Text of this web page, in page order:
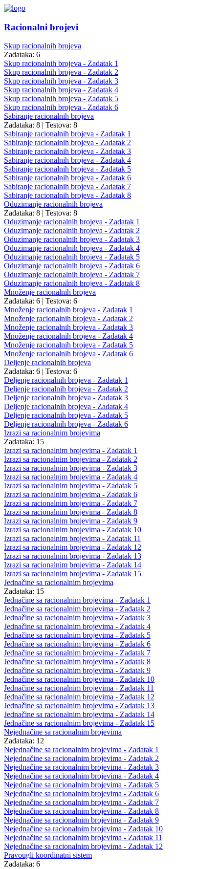
Racionalni brojevi
Skup racionalnih brojeva
Zadataka: 6
Skup racionalnih brojeva - Zadatak 1
Skup racionalnih brojeva - Zadatak 2
Skup racionalnih brojeva - Zadatak 3
Skup racionalnih brojeva - Zadatak 4
Skup racionalnih brojeva - Zadatak 5
Skup racionalnih brojeva - Zadatak 6
Sabiranje racionalnih brojeva
Zadataka: 8 | Testova: 8
Sabiranje racionalnih brojeva - Zadatak 1
Sabiranje racionalnih brojeva - Zadatak 2
Sabiranje racionalnih brojeva - Zadatak 3
Sabiranje racionalnih brojeva - Zadatak 4
Sabiranje racionalnih brojeva - Zadatak 5
Sabiranje racionalnih brojeva - Zadatak 6
Sabiranje racionalnih brojeva - Zadatak 7
Sabiranje racionalnih brojeva - Zadatak 8
Oduzimanje racionalnih brojeva
Zadataka: 8 | Testova: 8
Oduzimanje racionalnih brojeva - Zadatak 1
Oduzimanje racionalnih brojeva - Zadatak 2
Oduzimanje racionalnih brojeva - Zadatak 3
Oduzimanje racionalnih brojeva - Zadatak 4
Oduzimanje racionalnih brojeva - Zadatak 5
Oduzimanje racionalnih brojeva - Zadatak 6
Oduzimanje racionalnih brojeva - Zadatak 7
Oduzimanje racionalnih brojeva - Zadatak 8
Množenje racionalnih brojeva
Zadataka: 6 | Testova: 6
Množenje racionalnih brojeva - Zadatak 1
Množenje racionalnih brojeva - Zadatak 2
Množenje racionalnih brojeva - Zadatak 3
Množenje racionalnih brojeva - Zadatak 4
Množenje racionalnih brojeva - Zadatak 5
Množenje racionalnih brojeva - Zadatak 6
Deljenje racionalnih brojeva
Zadataka: 6 | Testova: 6
Deljenje racionalnih brojeva - Zadatak 1
Deljenje racionalnih brojeva - Zadatak 2
Deljenje racionalnih brojeva - Zadatak 3
Deljenje racionalnih brojeva - Zadatak 4
Deljenje racionalnih brojeva - Zadatak 5
Deljenje racionalnih brojeva - Zadatak 6
Izrazi sa racionalnim brojevima
Zadataka: 15
Izrazi sa racionalnim brojevima - Zadatak 1
Izrazi sa racionalnim brojevima - Zadatak 2
Izrazi sa racionalnim brojevima - Zadatak 3
Izrazi sa racionalnim brojevima - Zadatak 4
Izrazi sa racionalnim brojevima - Zadatak 5
Izrazi sa racionalnim brojevima - Zadatak 6
Izrazi sa racionalnim brojevima - Zadatak 7
Izrazi sa racionalnim brojevima - Zadatak 8
Izrazi sa racionalnim brojevima - Zadatak 9
Izrazi sa racionalnim brojevima - Zadatak 10
Izrazi sa racionalnim brojevima - Zadatak 11
Izrazi sa racionalnim brojevima - Zadatak 12
Izrazi sa racionalnim brojevima - Zadatak 13
Izrazi sa racionalnim brojevima - Zadatak 14
Izrazi sa racionalnim brojevima - Zadatak 15
Jednačine sa racionalnim brojevima
Zadataka: 15
Jednačine sa racionalnim brojevima - Zadatak 1
Jednačine sa racionalnim brojevima - Zadatak 2
Jednačine sa racionalnim brojevima - Zadatak 3
Jednačine sa racionalnim brojevima - Zadatak 4
Jednačine sa racionalnim brojevima - Zadatak 5
Jednačine sa racionalnim brojevima - Zadatak 6
Jednačine sa racionalnim brojevima - Zadatak 7
Jednačine sa racionalnim brojevima - Zadatak 8
Jednačine sa racionalnim brojevima - Zadatak 9
Jednačine sa racionalnim brojevima - Zadatak 10
Jednačine sa racionalnim brojevima - Zadatak 11
Jednačine sa racionalnim brojevima - Zadatak 12
Jednačine sa racionalnim brojevima - Zadatak 13
Jednačine sa racionalnim brojevima - Zadatak 14
Jednačine sa racionalnim brojevima - Zadatak 15
Nejednačine sa racionalnim brojevima
Zadataka: 12
Nejednačine sa racionalnim brojevima - Zadatak 1
Nejednačine sa racionalnim brojevima - Zadatak 2
Nejednačine sa racionalnim brojevima - Zadatak 3
Nejednačine sa racionalnim brojevima - Zadatak 4
Nejednačine sa racionalnim brojevima - Zadatak 5
Nejednačine sa racionalnim brojevima - Zadatak 6
Nejednačine sa racionalnim brojevima - Zadatak 7
Nejednačine sa racionalnim brojevima - Zadatak 8
Nejednačine sa racionalnim brojevima - Zadatak 9
Nejednačine sa racionalnim brojevima - Zadatak 10
Nejednačine sa racionalnim brojevima - Zadatak 11
Nejednačine sa racionalnim brojevima - Zadatak 12
Pravougli koordinatni sistem
Zadataka: 6